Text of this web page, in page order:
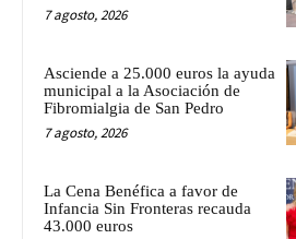
7 agosto, 2026
Asciende a 25.000 euros la ayuda
municipal a la Asociación de
Fibromialgia de San Pedro
7 agosto, 2026
La Cena Benéfica a favor de
Infancia Sin Fronteras recauda
43.000 euros